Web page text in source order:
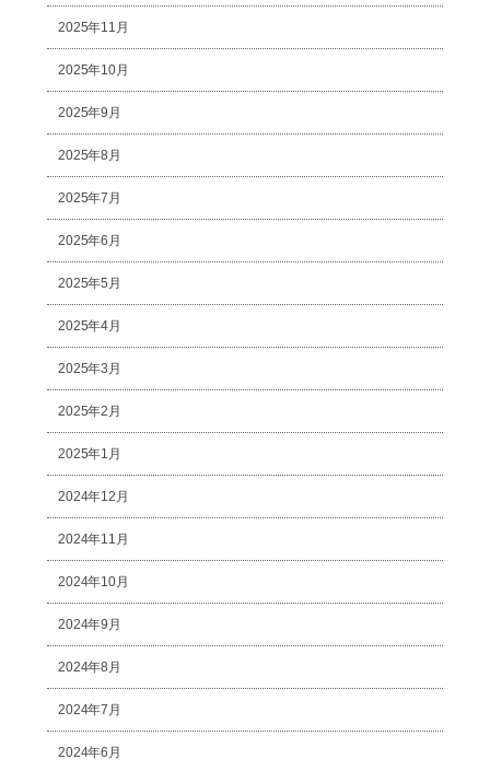
2025年11月
2025年10月
2025年9月
2025年8月
2025年7月
2025年6月
2025年5月
2025年4月
2025年3月
2025年2月
2025年1月
2024年12月
2024年11月
2024年10月
2024年9月
2024年8月
2024年7月
2024年6月